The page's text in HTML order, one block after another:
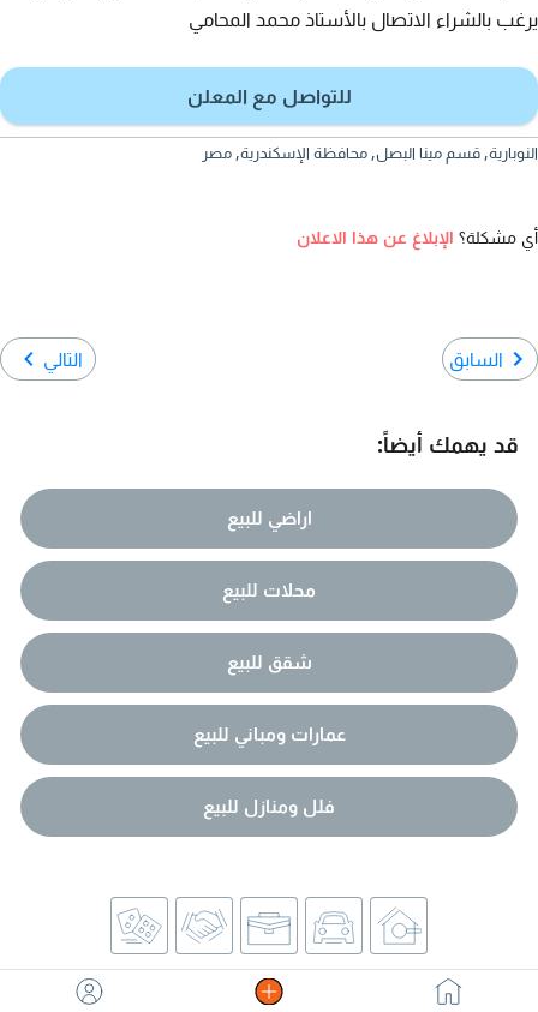
يرغب بالشراء الاتصال بالأستاذ محمد المحامي
للتواصل مع المعلن
النوبارية, قسم مينا البصل, محافظة الإسكندرية, مصر
أي مشكلة؟ الإبلاغ عن هذا الاعلان
السابق التالي
قد يهمك أيضاً:
اراضي للبيع
محلات للبيع
شقق للبيع
عمارات ومباني للبيع
فلل ومنازل للبيع